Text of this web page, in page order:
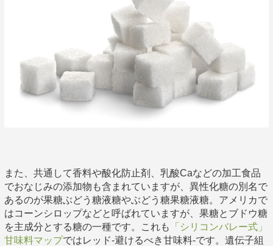
また、共通して香料や酸化防止剤、乳酸Caなどの加工食品
でおなじみの添加物も含まれていますが、異性化糖の別名で
あるのが果糖ぶどう糖液糖やぶどう糖果糖液糖。アメリカで
はコーンシロップなどと呼ばれていますが、果糖とブドウ糖
を主成分とする糖の一種です。これも
「シリコンバレー式」
甘味料マップではレッド-避けるべき甘味料-です。遺伝子組